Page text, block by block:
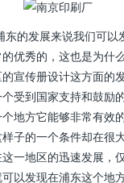
东的发展来说我们可以
优秀的，这也是为什
宣传册设计这方面的
受到国家支持和鼓励
地方它能够非常有效
子的一个条件却在很
一地区的迅速发展，
以发现在浦东这个地